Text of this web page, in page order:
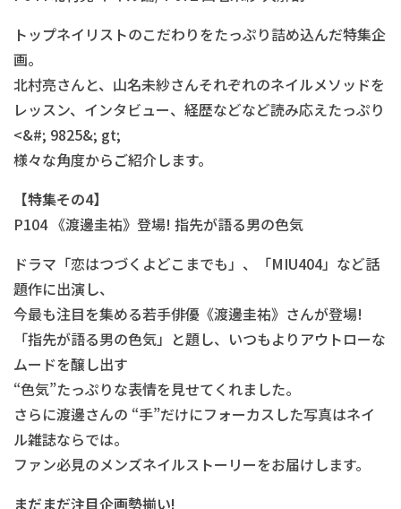
トップネイリストのこだわりをたっぷり詰め込んだ特集企
画。
北村亮さんと、山名未紗さんそれぞれのネイルメソッドを
レッスン、インタビュー、経歴などなど読み応えたっぷり
<&#; 9825&; gt;
様々な角度からご紹介します。
【特集その4】
P104 《渡邊圭祐》登場! 指先が語る男の色気
ドラマ「恋はつづくよどこまでも」、「MIU404」など話
題作に出演し、
今最も注目を集める若手俳優《渡邊圭祐》さんが登場!
「指先が語る男の色気」と題し、いつもよりアウトローな
ムードを醸し出す
“色気”たっぷりな表情を見せてくれました。
さらに渡邊さんの “手”だけにフォーカスした写真はネイ
ル雑誌ならでは。
ファン必見のメンズネイルストーリーをお届けします。
まだまだ注目企画勢揃い!